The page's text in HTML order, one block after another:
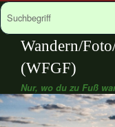
Wandern/
(WFGF)
Nur, wo du zu Fuß